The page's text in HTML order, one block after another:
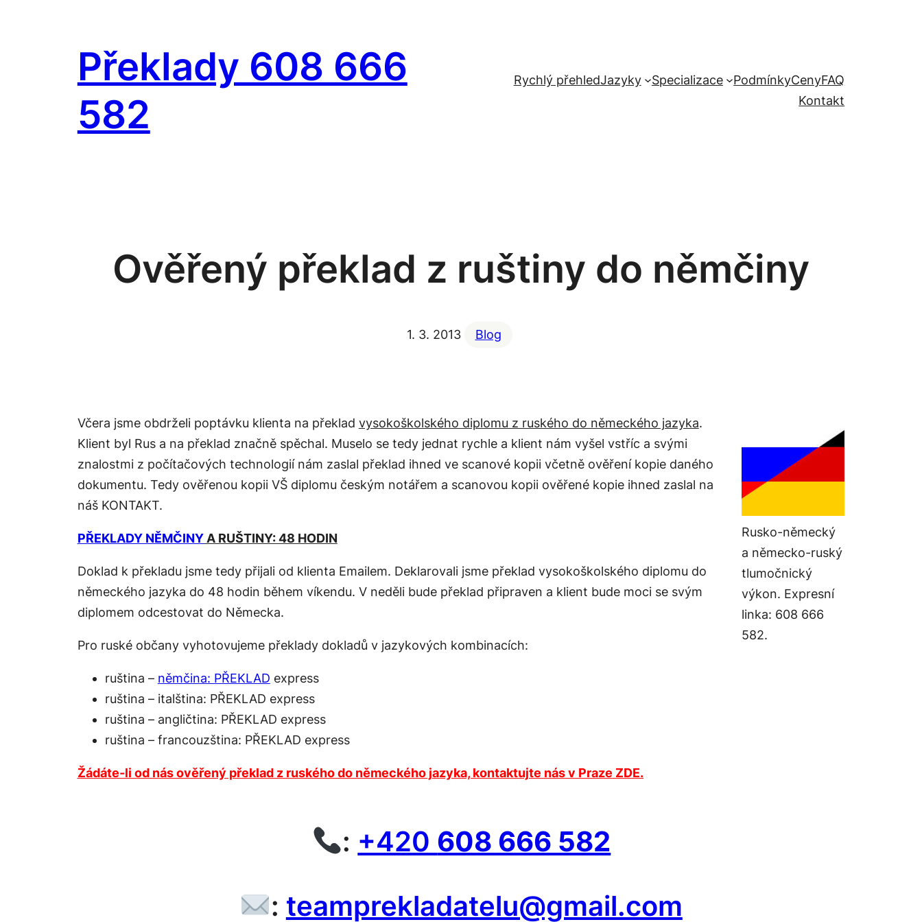
obsahPřeklady 608 666
582
Rychlý přehledJazyky Specializace PodmínkyCenyFAQ
Kontakt
Ověřený překlad z ruštiny do němčiny
1. 3. 2013 Blog
Rusko-německý
a německo-ruský
tlumočnický
výkon. Expresní
linka: 608 666
582.
Včera jsme obdrželi poptávku klienta na překlad vysokoškolského diplomu z ruského do německého jazyka.
Klient byl Rus a na překlad značně spěchal. Muselo se tedy jednat rychle a klient nám vyšel vstříc a svými
znalostmi z počítačových technologií nám zaslal překlad ihned ve scanové kopii včetně ověření kopie daného
dokumentu. Tedy ověřenou kopii VŠ diplomu českým notářem a scanovou kopii ověřené kopie ihned zaslal na
náš KONTAKT.
PŘEKLADY NĚMČINYA RUŠTINY: 48 HODIN
Doklad k překladu jsme tedy přijali od klienta Emailem. Deklarovali jsme překlad vysokoškolského diplomu do
německého jazyka do 48 hodin během víkendu. V neděli bude překlad připraven a klient bude moci se svým
diplomem odcestovat do Německa.
Pro ruské občany vyhotovujeme překlady dokladů v jazykových kombinacích:
ruština – němčina: PŘEKLAD express
ruština – italština: PŘEKLAD express
ruština – angličtina: PŘEKLAD express
ruština – francouzština: PŘEKLAD express
Žádáte-li od nás ověřený překlad z ruského do německého jazyka, kontaktujte nás v Praze ZDE.
: +420 608 666 582
: teamprekladatelu@gmail.com